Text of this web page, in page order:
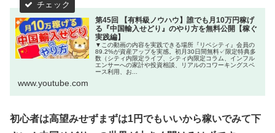
第45回 【有料級ノウハウ】誰でも月10万円稼げ
る『中国輸入せどり』のやり方を無料公開【稼ぐ
実践編】
▼この動画の内容を実践できる場所『リベシティ』会員の
89.2%が資産アップを実感。初月30日間無料✓限定特典多
数（シティ内限定ライブ、シティ内限定コラム、インフル
エンサーへの家計や投資相談、リアルのコワーキングスペ
ース利用、お...
www.youtube.com
初心者は高望みせずまずは1円でもいいから稼いでみて下